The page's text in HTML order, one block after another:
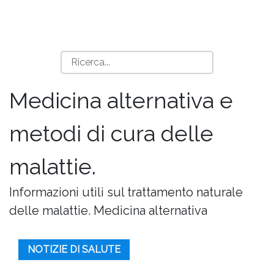
Medicina alternativa e
metodi di cura delle
malattie.
Informazioni utili sul trattamento naturale
delle malattie. Medicina alternativa
NOTIZIE DI SALUTE